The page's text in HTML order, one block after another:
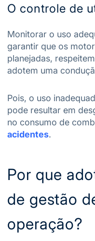
O controle de
Monitorar o uso
garantir que os
planejadas,
adotem uma
Pois, o uso
pode resultar em
no consumo de
acidentes.
Por que
de gestão
operação?